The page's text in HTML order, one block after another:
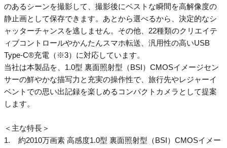
のあるシーンを撮影して、撮影後にベストな瞬間を高解像度の
静止画として保存できます。あとから選べるから、決定的なシ
ャッターチャンスを逃しません。その他、22種類のクリエイテ
ィブコントロールやかんたんスマホ転送、汎用性の高いUSB
Type-C®充電（※3）に対応しています。
当社は本製品を、1.0型 裏面照射型（BSI）CMOSイメージセン
サーの鮮やかな描写力と充実の操作性で、旅行先やレジャーイ
ベントでの思い出記録を楽しめるコンパクトカメラとして提案
します。
＜主な特長＞
1. 約2010万画素 高感度1.0型 裏面照射型（BSI）CMOSイメー